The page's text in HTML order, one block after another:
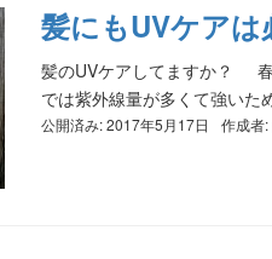
髪にもUVケアは
髪のUVケアしてますか？ 春
では紫外線量が多くて強い
公開済み: 2017年5月17日 作成者: